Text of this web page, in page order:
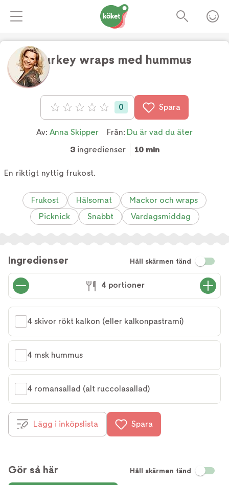
Turkey wraps med hummus
Betyg: 0 av 5 0 Spara
Av: Anna Skipper Från: Du är vad du äter
3ingredienser 10 min
En riktigt nyttig frukost.
Frukost Hälsomat
Mackor och wraps
Picknick
Snabbt Vardagsmiddag
Ingredienser Håll skärmen tänd
4 portioner
4 skivor rökt kalkon (eller kalkonpastrami)
4 msk hummus
4 romansallad (alt ruccolasallad)
Lägg i inköpslista Spara
Gör så här Håll skärmen tänd